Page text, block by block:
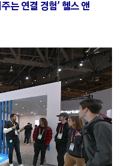
는 연결 경험’ 헬스 앤